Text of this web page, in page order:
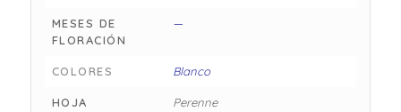
MESES DE
FLORACIÓN
—
COLORES Blanco
HOJA Perenne